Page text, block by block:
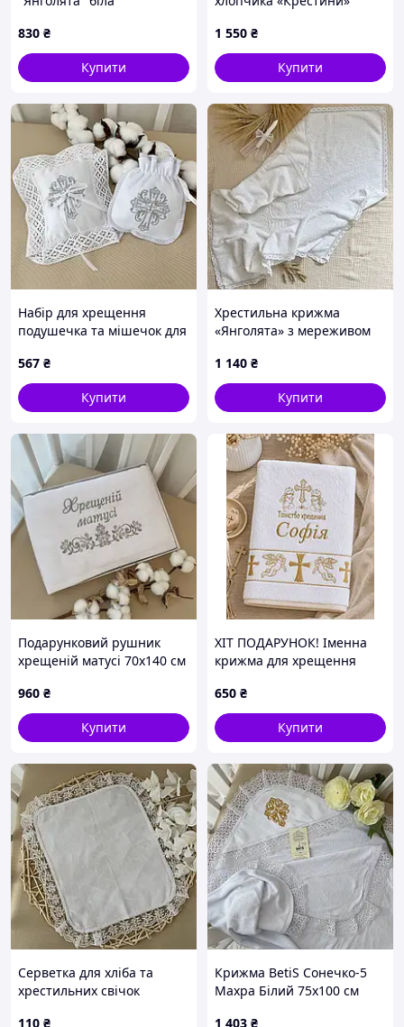
830 ₴
Купити
1 550 ₴
Купити
Набір для хрещення
подушечка та мішечок для
звичай Атлас/Інтерлок
Білий/Срібний 27682656
567 ₴
Купити
Хрестильна крижма
«Янголята» з мереживом
1 140 ₴
Купити
Подарунковий рушник
хрещеній матусі 70х140 см
960 ₴
Купити
ХІТ ПОДАРУНОК! Іменна
крижма для хрещення
і хреста 70×140 см
650 ₴
Купити
Серветка для хліба та
хрестильних свічок
110 ₴
Крижма BetiS Сонечко-5
Махра Білий 75х100 см
1 403 ₴